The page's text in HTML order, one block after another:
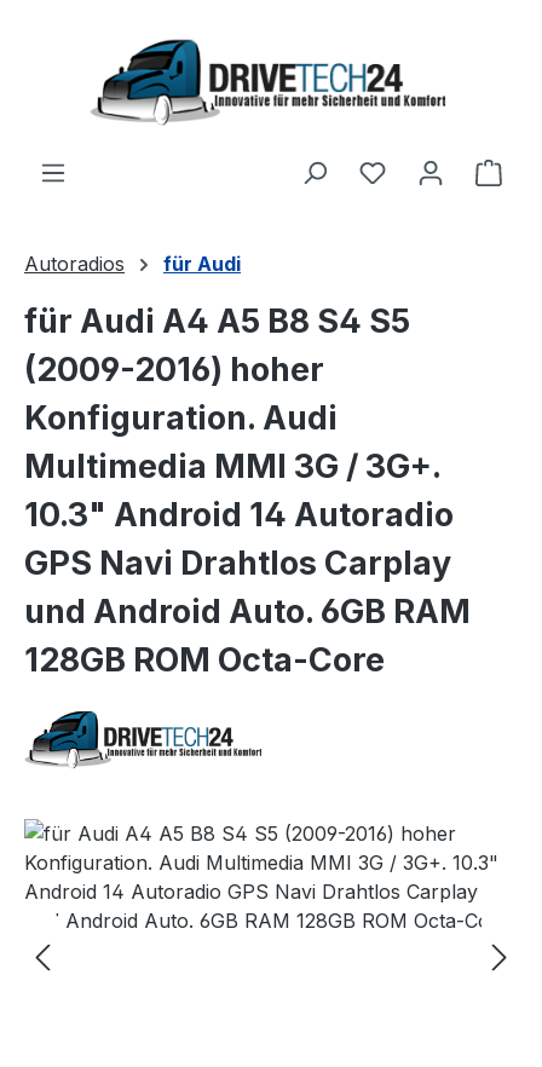
Autoradios für Audi
für Audi A4 A5 B8 S4 S5
(2009-2016) hoher
Konfiguration. Audi
Multimedia MMI 3G / 3G+.
10.3" Android 14 Autoradio
GPS Navi Drahtlos Carplay
und Android Auto. 6GB RAM
128GB ROM Octa-Core
Bildergalerie überspringen